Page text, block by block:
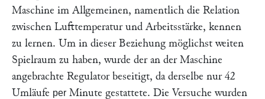
Maschine im Allgemeinen, namentlich die Relation
zwischen Lufttemperatur und Arbeitsstärke, kennen
zu lernen. Um in dieser Beziehung möglichst weiten
Spielraum zu haben, wurde der an der Maschine
angebrachte Regulator beseitigt, da derselbe nur 42
Umläufe per Minute gestattete. Die Versuche wurden